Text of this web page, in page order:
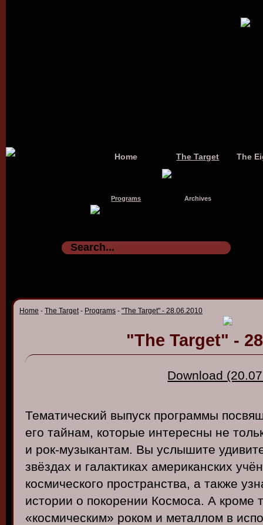
Home The Target The
Programs Archives
Home - The Target- Programs - "The Target" - 28.06.2010
"The Target" -
Download
Тематический выпуск программы посв
его тайнам, которые интересны не
и рок-музыкантам. Вы услышите удив
звёздах и галактиках американских
космического пространства, а также
истории о покорении Космоса. А кроме
«космическим» роком и металлом в